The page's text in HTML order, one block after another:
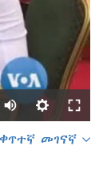
ቀጥተኛ መገናኛ